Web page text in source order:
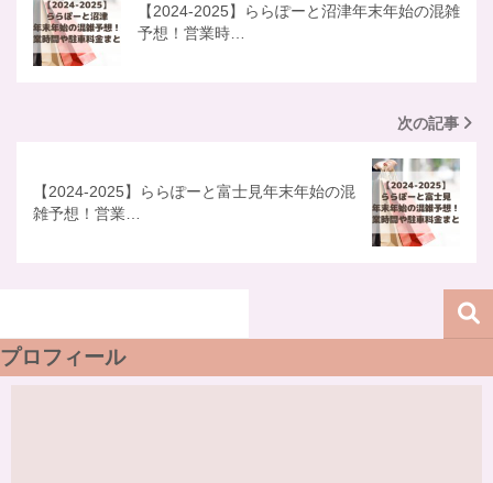
【2024-2025】ららぽーと沼津年末年始の混雑
予想！営業時…
次の記事
【2024-2025】ららぽーと富士見年末年始の混
雑予想！営業…
プロフィール